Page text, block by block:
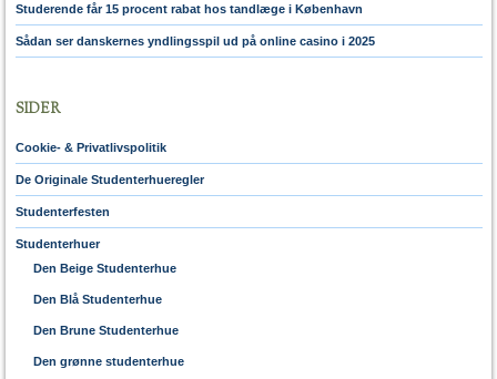
Studerende får 15 procent rabat hos tandlæge i København
Sådan ser danskernes yndlingsspil ud på online casino i 2025
SIDER
Cookie- & Privatlivspolitik
De Originale Studenterhueregler
Studenterfesten
Studenterhuer
Den Beige Studenterhue
Den Blå Studenterhue
Den Brune Studenterhue
Den grønne studenterhue